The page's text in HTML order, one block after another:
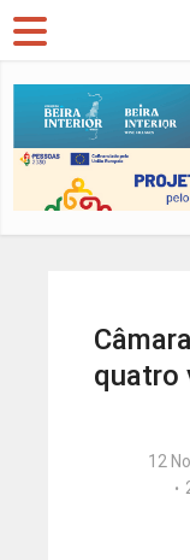
quatro
12